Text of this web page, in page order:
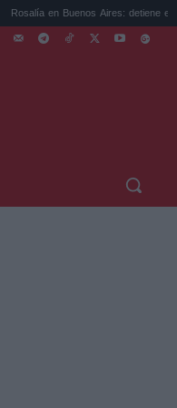
Aires: detiene el tráfico y se s...